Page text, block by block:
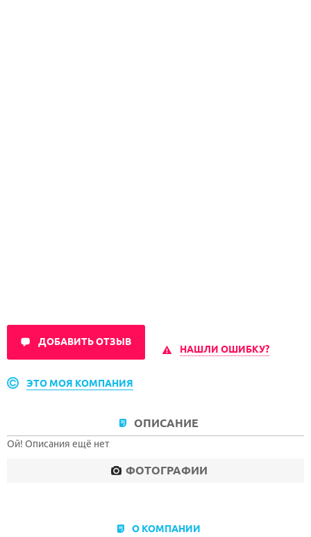
ДОБАВИТЬ ОТЗЫВ
НАШЛИ ОШИБКУ?
ЭТО МОЯ КОМПАНИЯ
ОПИСАНИЕ
Ой! Описания ещё нет
ФОТОГРАФИИ
О КОМПАНИИ